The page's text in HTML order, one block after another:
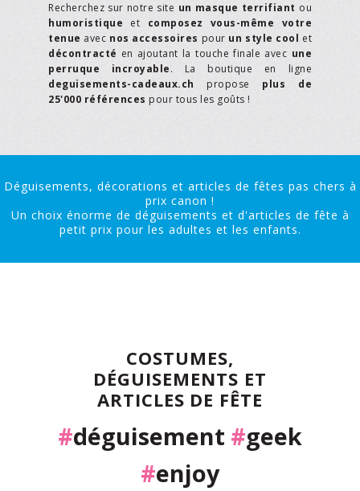
Recherchez sur notre site un masque terrifiant ou
humoristique et composez vous-même votre
tenue avec nos accessoires pour un style cool et
décontracté en ajoutant la touche finale avec une
perruque incroyable. La boutique en ligne
deguisements-cadeaux.ch propose plus de
25'000 références pour tous les goûts !
Déguisements, décorations et articles de fêtes pas chers à
prix canon !
Un choix énorme de déguisements et d'articles de fête à
petit prix pour les adultes et les enfants.
COSTUMES,
DÉGUISEMENTS ET
ARTICLES DE FÊTE
#déguisement #geek
#enjoy